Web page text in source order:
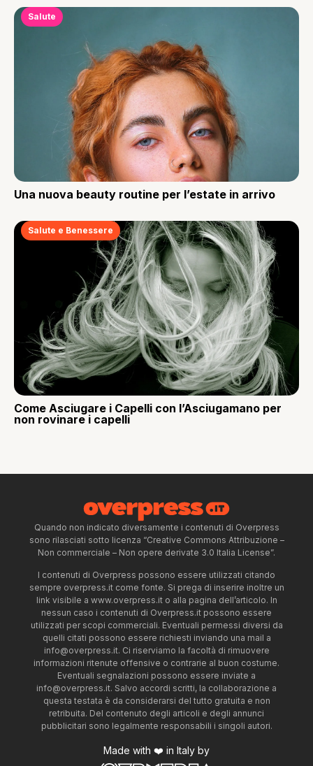
Salute
Una nuova beauty routine per l’estate in arrivo
Salute e Benessere
Come Asciugare i Capelli con l’Asciugamano per
non rovinare i capelli
Quando non indicato diversamente i contenuti di Overpress
sono rilasciati sotto licenza “Creative Commons Attribuzione –
Non commerciale – Non opere derivate 3.0 Italia License”.
I contenuti di Overpress possono essere utilizzati citando
sempre overpress.it come fonte. Si prega di inserire inoltre un
link visibile a www.overpress.it o alla pagina dell’articolo. In
nessun caso i contenuti di Overpress.it possono essere
utilizzati per scopi commerciali. Eventuali permessi diversi da
quelli citati possono essere richiesti inviando una mail a
info@overpress.it. Ci riserviamo la facoltà di rimuovere
informazioni ritenute offensive o contrarie al buon costume.
Eventuali segnalazioni possono essere inviate a
info@overpress.it. Salvo accordi scritti, la collaborazione a
questa testata è da considerarsi del tutto gratuita e non
retribuita. Del contenuto degli articoli e degli annunci
pubblicitari sono legalmente responsabili i singoli autori.
Made with ❤️ in Italy by